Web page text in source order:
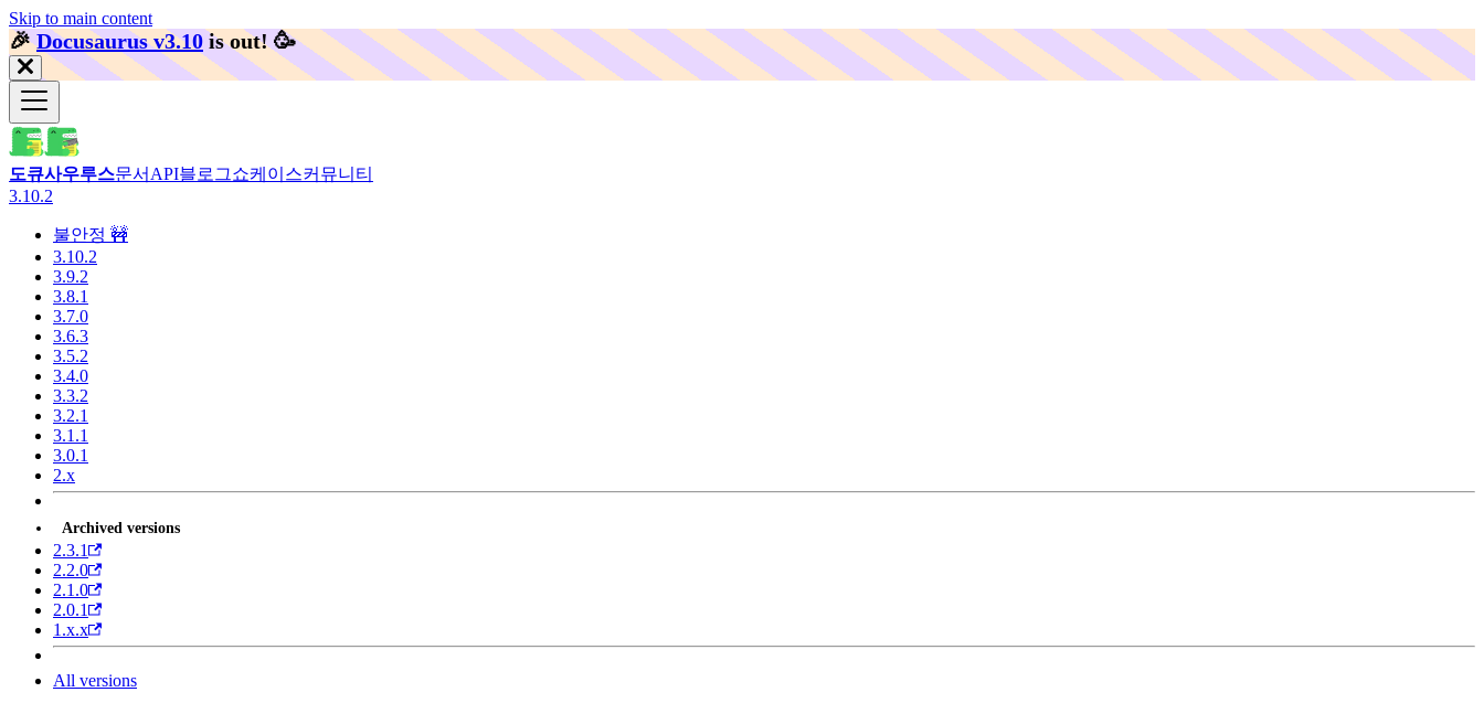
Skip to main content
🎉️Docusaurus v3.10 is out! 🥳️
도큐사우루스문서 API블로그쇼케이스커뮤니티
3.10.2
불안정 🚧
3.10.2
3.9.2
3.8.1
3.7.0
3.6.3
3.5.2
3.4.0
3.3.2
3.2.1
3.1.1
3.0.1
2.x
Archived versions
2.3.1
2.2.0
2.1.0
2.0.1
1.x.x
All versions